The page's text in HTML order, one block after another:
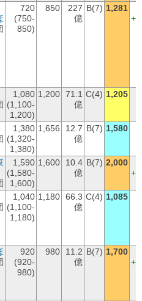
720
(750-
850)
850
227
億
B(7) 1,281
1,080
(1,100-
1,200)
1,200 71.1
億
C(4) 1,205
1,380
(1,320-
1,380)
1,656
12.7
億
B(7) 1,580
1,590
(1,580-
1,600)
1,600
10.4
億
B(7) 2,000
1,040
(1,100-
1,180)
1,180 66.3
億
C(4) 1,085
920
(920-
980)
980
11.2
億
B(7) 1,700